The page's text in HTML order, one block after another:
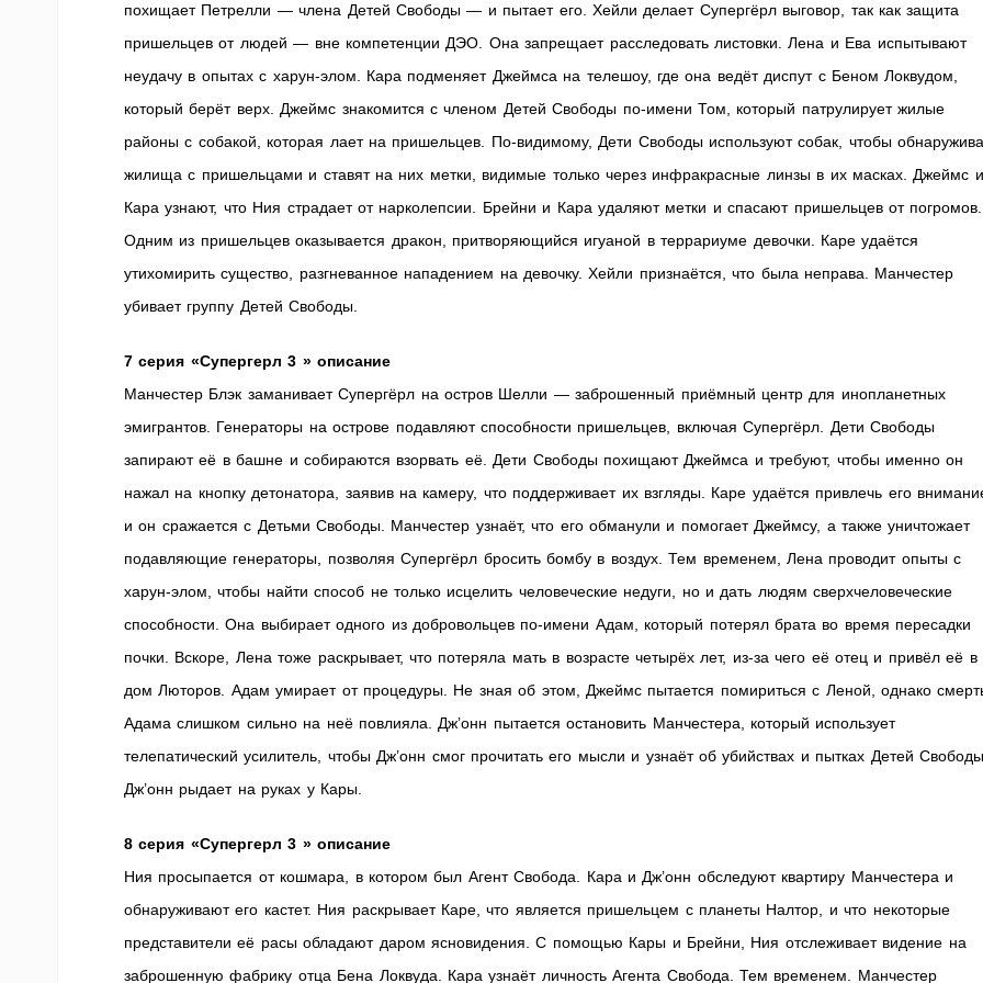
похищает Петрелли — члена Детей Свободы — и пытает его. Хейли делает Супергёрл выговор, так как защита
пришельцев от людей — вне компетенции ДЭО. Она запрещает расследовать листовки. Лена и Ева испытывают
неудачу в опытах с харун-элом. Кара подменяет Джеймса на телешоу, где она ведёт диспут с Беном Локвудом,
который берёт верх. Джеймс знакомится с членом Детей Свободы по-имени Том, который патрулирует жилые
районы с собакой, которая лает на пришельцев. По-видимому, Дети Свободы используют собак, чтобы
жилища с пришельцами и ставят на них метки, видимые только через инфракрасные линзы в их масках. Джеймс и
Кара узнают, что Ния страдает от нарколепсии. Брейни и Кара удаляют метки и спасают пришельцев от погромов.
Одним из пришельцев оказывается дракон, притворяющийся игуаной в террариуме девочки. Каре удаётся
утихомирить существо, разгневанное нападением на девочку. Хейли признаётся, что была неправа. Манчестер
убивает группу Детей Свободы.
7 серия «Супергерл 3 » описание
Манчестер Блэк заманивает Супергёрл на остров Шелли — заброшенный приёмный центр для инопланетных
эмигрантов. Генераторы на острове подавляют способности пришельцев, включая Супергёрл. Дети Свободы
запирают её в башне и собираются взорвать её. Дети Свободы похищают Джеймса и требуют, чтобы именно он
нажал на кнопку детонатора, заявив на камеру, что поддерживает их взгляды. Каре удаётся привлечь его
и он сражается с Детьми Свободы. Манчестер узнаёт, что его обманули и помогает Джеймсу, а также уничтожает
подавляющие генераторы, позволяя Супергёрл бросить бомбу в воздух. Тем временем, Лена проводит опыты с
харун-элом, чтобы найти способ не только исцелить человеческие недуги, но и дать людям сверхчеловеческие
способности. Она выбирает одного из добровольцев по-имени Адам, который потерял брата во время пересадки
почки. Вскоре, Лена тоже раскрывает, что потеряла мать в возрасте четырёх лет, из-за чего её отец и привёл её в
дом Люторов. Адам умирает от процедуры. Не зная об этом, Джеймс пытается помириться с Леной, однако
Адама слишком сильно на неё повлияла. Дж’онн пытается остановить Манчестера, который использует
телепатический усилитель, чтобы Дж’онн смог прочитать его мысли и узнаёт об убийствах и пытках Детей
Дж’онн рыдает на руках у Кары.
8 серия «Супергерл 3 » описание
Ния просыпается от кошмара, в котором был Агент Свобода. Кара и Дж’онн обследуют квартиру Манчестера и
обнаруживают его кастет. Ния раскрывает Каре, что является пришельцем с планеты Налтор, и что некоторые
представители её расы обладают даром ясновидения. С помощью Кары и Брейни, Ния отслеживает видение на
заброшенную фабрику отца Бена Локвуда. Кара узнаёт личность Агента Свобода. Тем временем. Манчестер